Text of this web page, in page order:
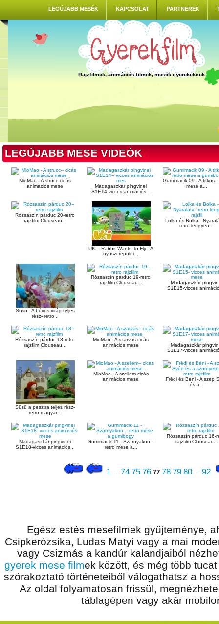
LEGÚJABB MESÉK KAPCSOLAT PARTNEREK
Rajzfilmek, animációs filmek, mesék gyerekeknek
LEGÚJABB MESE VIDEÓK
MioMao - A strucc-cicás
animációs mese
Madagaszkár pingvinei
S1E14-vicces animációs...
Gumimacik 09 - A
mese a...
Rózsaszín párduc 20-retro
rajzfilm Clouseau...
UKI - Rabbit Wants To Fly - A
nyuszi repülni...
Lolka és Bolka -
retro lengyen...
Süsü - A bűvös virág teljes
rész- retro...
Rózsaszín párduc 19-retro
rajzfilm Clouseau...
Madagaszkár
S1E15-vicces
Rózsaszín párduc 18-retro
rajzfilm Clouseau...
MioMao - A szarvas-cicás
animációs mese
Madagaszkár
S1E17-vicces
Süsü a pesztra teljes rész-
retro magyar...
MioMao - A szellem-cicás
animációs mese
Frédi és Béni - A szép
és a...
Madagaszkár pingvinei
S1E18-vicces animációs...
Gumimacik 11 - Szárnyakon..-
retro mese a...
Rózsaszín párduc 16-
rajzfilm Clouseau...
1 ... 74 75 76 77 78 79 80 ...92
Egész estés mesefilmek gyűjteménye,
Csipkerózsika, Ludas Matyi vagy a mai
vagy Csizmás a kandúr kalandjaiból
gyerek mese filmek között, és még több
szórakoztató történeteiből válogathatsz a
Az oldal folyamatosan frissül,
táblagépen vagy akár